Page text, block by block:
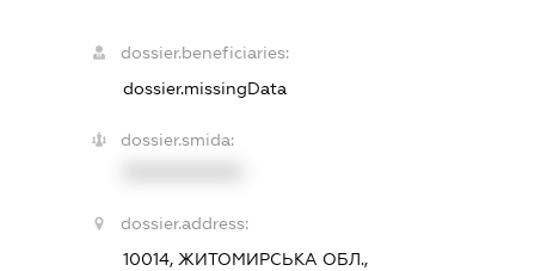
dossier.beneficiaries:
dossier.missingData
dossier.smida:
dossier.address:
10014, ЖИТОМИРСЬКА ОБЛ.,